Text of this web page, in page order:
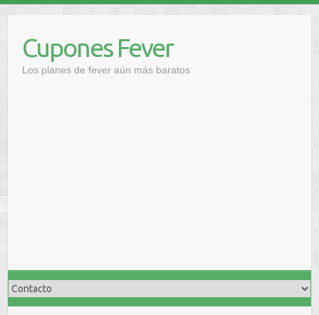
contenidoCupones Fever
Los planes de fever aún más baratos